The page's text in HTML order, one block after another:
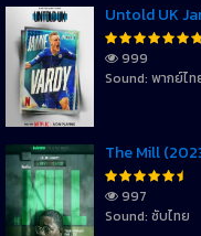
Untold UK
999
Sound: พากย์ไท
The Mill
997
Sound: ซับไทย